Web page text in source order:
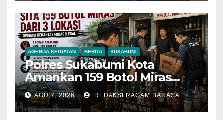
AGENDA KEGIATAN BERITA SUKABUMI
Polres Sukabumi Kota
Amankan 159 Botol Miras
Ilegal dari Tiga Lokasi dalam
Operasi Penyakit Masyarakat
AGU 7, 2026 REDAKSI RAGAM BAHASA